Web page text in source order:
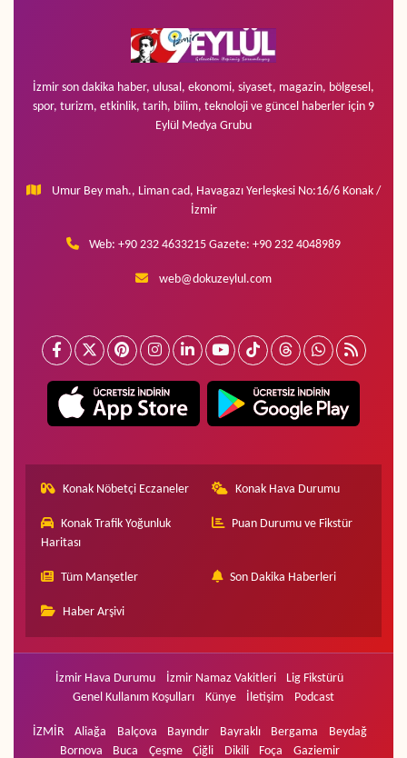
İzmir son dakika haber, ulusal, ekonomi, siyaset, magazin, bölgesel,
spor, turizm, etkinlik, tarih, bilim, teknoloji ve güncel haberler için 9
Eylül Medya Grubu
Umur Bey mah., Liman cad, Havagazı Yerleşkesi No:16/6 Konak /
İzmir
Web: +90 232 4633215 Gazete: +90 232 4048989
web@dokuzeylul.com
Konak Nöbetçi Eczaneler Konak Hava Durumu
Konak Trafik Yoğunluk
Haritası
Puan Durumu ve Fikstür
Tüm Manşetler Son Dakika Haberleri
Haber Arşivi
İzmir Hava Durumu İzmir Namaz Vakitleri
Lig Fikstürü
Genel Kullanım Koşulları
Künye İletişim Podcast
İZMİR Aliağa Balçova Bayındır Bayraklı Bergama
Beydağ
Bornova
Buca Çeşme Çiğli Dikili Foça Gaziemir